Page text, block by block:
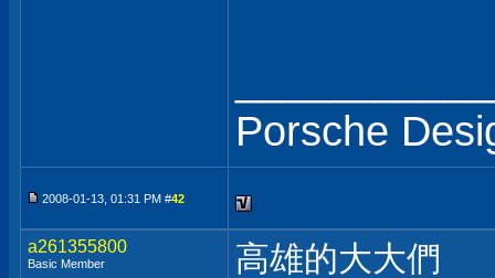
Porsche
2008-01-13, 01:31 PM #42
a261355800
Basic Member
高雄的大大們